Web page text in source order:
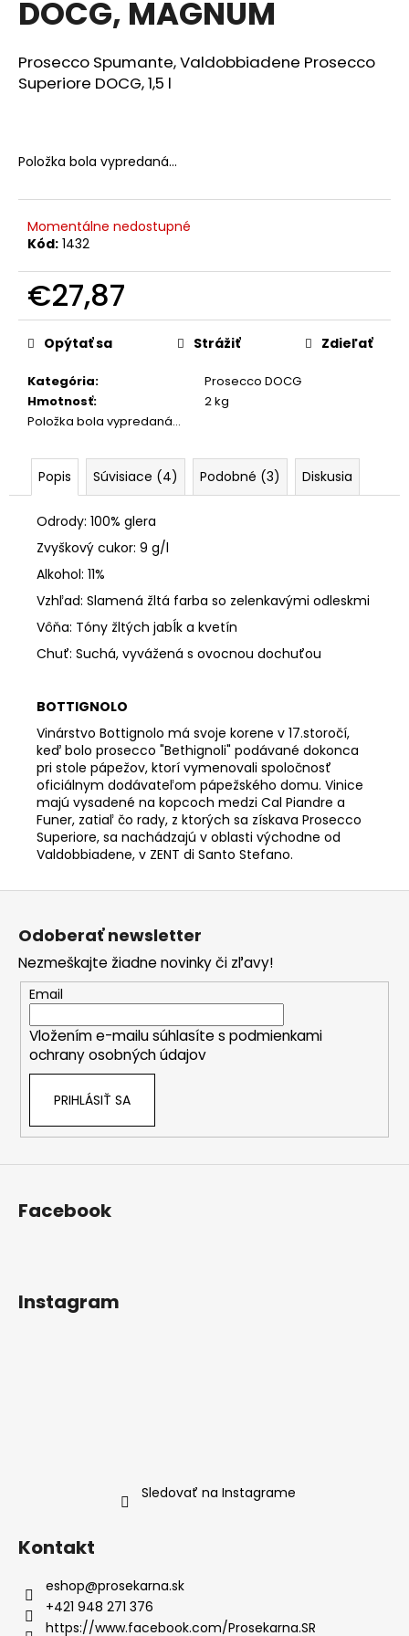
DOCG, MAGNUM
Prosecco Spumante, Valdobbiadene Prosecco
Superiore DOCG, 1,5 l
Položka bola vypredaná…
Momentálne nedostupné
Kód: 1432
€27,87
Jednotková
cena:
Kategória:
Prosecco DOCG
Hmotnosť:
2 kg
Položka bola vypredaná…
Opýtať sa Strážiť Zdieľať
Popis Súvisiace (4) Podobné (3) Diskusia
Odrody: 100% glera
Zvyškový cukor: 9 g/l
Alkohol: 11%
Vzhľad: Slamená žltá farba so zelenkavými odleskmi
Vôňa: Tóny žltých jabĺk a kvetín
Chuť: Suchá, vyvážená s ovocnou dochuťou
BOTTIGNOLO
Vinárstvo Bottignolo má svoje korene v 17.storočí,
keď bolo prosecco "Bethignoli" podávané dokonca
pri stole pápežov, ktorí vymenovali spoločnosť
oficiálnym dodávateľom pápežského domu. Vinice
majú vysadené na kopcoch medzi Cal Piandre a
Funer, zatiaľ čo rady, z ktorých sa získava Prosecco
Superiore, sa nachádzajú v oblasti východne od
Valdobbiadene, v ZENT di Santo Stefano.
á
s
ť
O
o
ú
č
a
m
ANNO
DOMINI,
EXTRA
PROSECCO
ROSÈ
DOC
€12,43
Z
Odoberať newsletter
Nezmeškajte žiadne novinky či zľavy!
Email
Vložením e-mailu súhlasíte s podmienkami
ochrany osobných údajov
PRIHLÁSIŤ SA
Facebook
Instagram
Sledovať na Instagrame
Kontakt
eshop@prosekarna.sk
+421 948 271 376
https://www.facebook.com/Prosekarna.SR